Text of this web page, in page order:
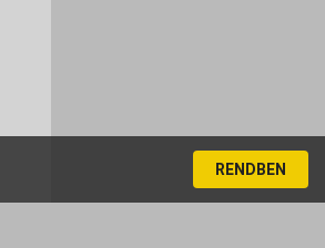
RENDBEN